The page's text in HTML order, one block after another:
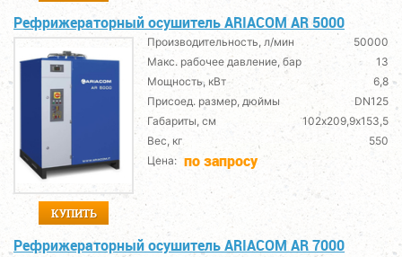
Рефрижераторный осушитель ARIACOM AR 5000
КУПИТЬ
Производительность, л/мин
50000
Макс. рабочее давление, бар
13
Мощность, кВт
6,8
Присоед. размер, дюймы
DN125
Габариты, см
102х209,9х153,5
Вес, кг
550
Цена: по запросу
Рефрижераторный осушитель ARIACOM AR 7000